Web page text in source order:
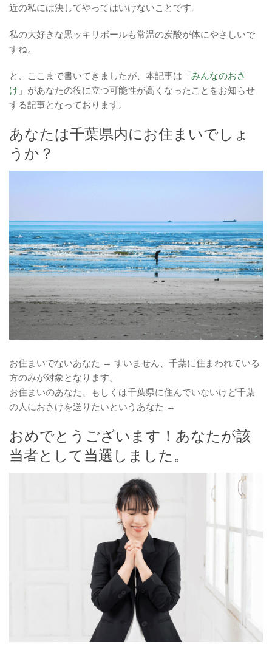
近の私には決してやってはいけないことです。
私の大好きな黒ッキリボールも常温の炭酸が体にやさしいで
すね。
と、ここまで書いてきましたが、本記事は「みんなのおさ
け 」があなたの役に立つ可能性が高くなったことをお知らせ
する記事となっております。
あなたは千葉県内にお住まいでしょ
うか？
お住まいでないあなた → すいません、千葉に住まわれている
方のみが対象となります。
お住まいのあなた、もしくは千葉県に住んでいないけど千葉
の人におさけを送りたいというあなた →
おめでとうございます！あなたが該
当者として当選しました。